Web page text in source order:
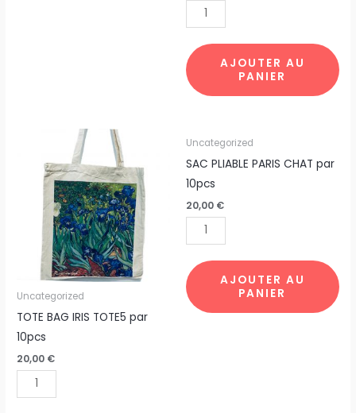
AJOUTER AU
PANIER
Uncategorized
TOTE BAG IRIS TOTE5 par
10pcs
20,00 €
TOTE
10pcs
Uncategorized
SAC PLIABLE PARIS CHAT par
10pcs
20,00 €
quantité
de
SAC
PARIS
CHAT
10pcs
AJOUTER AU
PANIER